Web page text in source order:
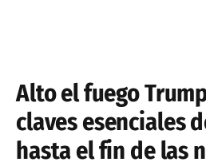
Alto el fuego
claves esenciales
hasta el fin de las